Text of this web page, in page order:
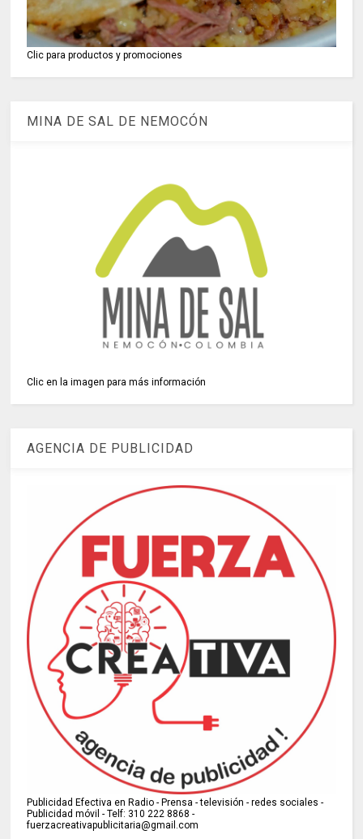
Clic para productos y promociones
MINA DE SAL DE NEMOCÓN
Clic en la imagen para más información
AGENCIA DE PUBLICIDAD
Publicidad Efectiva en Radio - Prensa - televisión - redes sociales -
Publicidad móvil - Telf: 310 222 8868 -
fuerzacreativapublicitaria@gmail.com